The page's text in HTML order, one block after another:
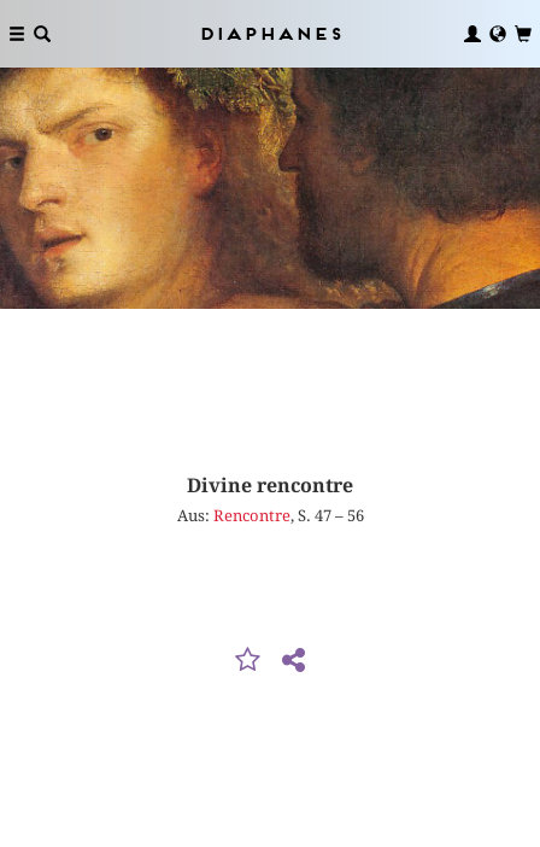
Diaphanes
Divine rencontre
Aus: Rencontre, S. 47 – 56